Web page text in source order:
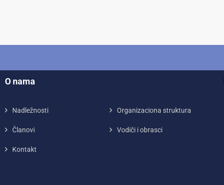
O nama
Nadležnosti Organizaciona struktura
Članovi Vodiči i obrasci
Kontakt